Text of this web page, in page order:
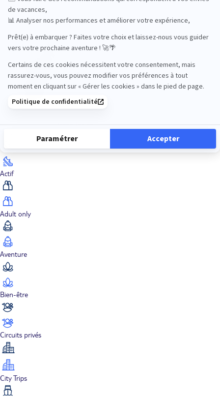
Océan Indien
Actif
Adult only
Aventure
Bien-être
Circuits privés
City Trips